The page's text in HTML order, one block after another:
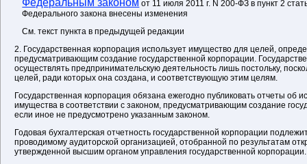
Федеральным законом от 11 июля 2011 г. N 200-ФЗ в пункт 2
Федерального закона внесены изменения
См. текст пункта в предыдущей редакции
2. Государственная корпорация использует имущество для целей,
предусматривающим создание государственной корпорации.
осуществлять предпринимательскую деятельность лишь постольку,
целей, ради которых она создана, и соответствующую этим целям.
Государственная корпорация обязана ежегодно публиковать отчеты об
имущества в соответствии с законом, предусматривающим создание
если иное не предусмотрено указанным законом.
Годовая бухгалтерская отчетность государственной корпорации
проводимому аудиторской организацией, отобранной по результатам
утвержденной высшим органом управления государственной корпорации.